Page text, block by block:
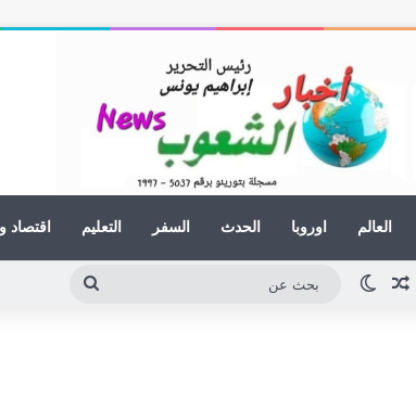
العالم اوروبا الحدث السفر التعليم اقتصاد
انستقراممقال عشوائي
الوضع المظلم